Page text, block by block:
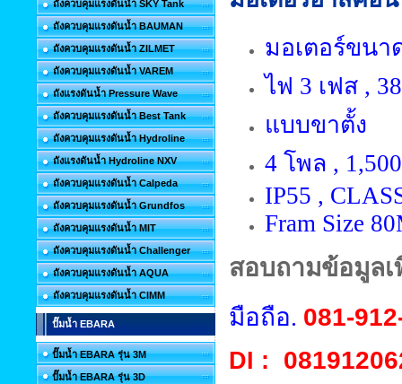
ถังควบคุมแรงดันน้ำ SKY Tank
ถังควบคุมแรงดันน้ำ BAUMAN
ถังควบคุมแรงดันน้ำ ZILMET
ถังควบคุมแรงดันน้ำ VAREM
ถังแรงดันน้ำ Pressure Wave
ถังควบคุมแรงดันน้ำ Best Tank
ถังควบคุมแรงดันน้ำ Hydroline
ถังแรงดันน้ำ Hydroline NXV
ถังควบคุมแรงดันน้ำ Calpeda
ถังควบคุมแรงดันน้ำ Grundfos
ถังควบคุมแรงดันน้ำ MIT
ถังควบคุมแรงดันน้ำ Challenger
ถังควบคุมแรงดันน้ำ AQUA
ถังควบคุมแรงดันน้ำ CIMM
ปั๊มน้ำ EBARA
ปั๊มน้ำ EBARA รุ่น 3M
ปั๊มน้ำ EBARA รุ่น 3D
มอเตอร์ขนา
ไฟ 3 เฟส ,
แบบขาตั้ง
4 โพล ,
IP55 ,
Fram Size
สอบถามข้อมูลเ
มือถือ. 081-
DI :